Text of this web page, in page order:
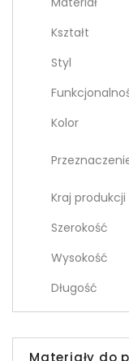
Kształt
Styl
Kolor
Kraj produkcji
Szerokość
Wysokość
Długość
Materiały do